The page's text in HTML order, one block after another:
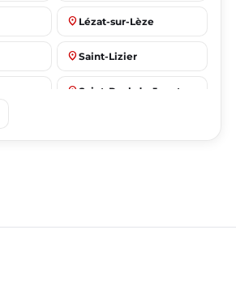
place Lézat-sur-Lèze
place Saint-Lizier
place Saint-Paul-de-Jarrat